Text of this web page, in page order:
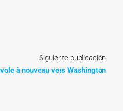
Siguiente publicación
à nouveau vers Washington